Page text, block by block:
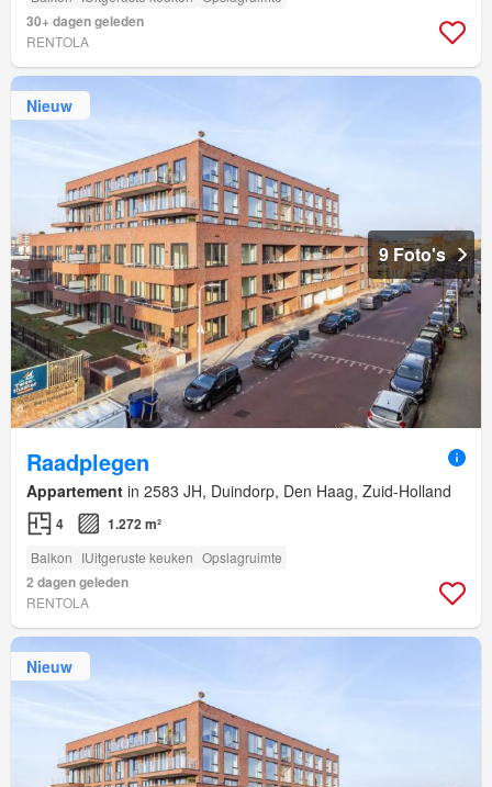
30+ dagen geleden
RENTOLA
Nieuw
9 Foto's
Raadplegen
Appartement in 2583 JH, Duindorp, Den Haag, Zuid-Holland
4 1.272 m²
Balkon IUitgeruste keuken Opslagruimte
2 dagen geleden
RENTOLA
Nieuw